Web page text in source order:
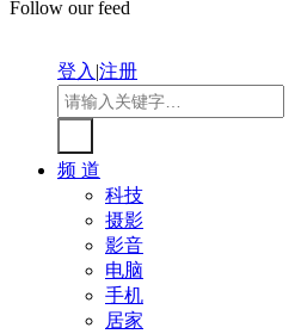
Follow our feed
登入|注册
频 道
科技
摄影
影音
电脑
手机
居家